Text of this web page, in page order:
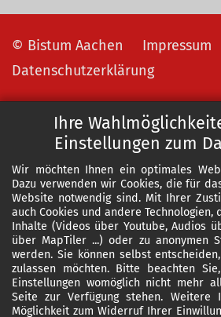
Ihre
Einstellungen zum
Wir möchten Ihnen ein optimales
Dazu verwenden wir Cookies, die für
Website notwendig sind. Mit Ihrer
auch Cookies und andere Technologien,
Inhalte (Videos über Youtube, Audios
über MapTiler ...) oder zu anonymen
werden. Sie können selbst
zulassen möchten. Bitte beachten
Einstellungen womöglich nicht mehr
Seite zur Verfügung stehen. Weitere
Möglichkeit zum Widerruf Ihrer
© Bistum Aachen
Impressum
Datenschutzerklärung